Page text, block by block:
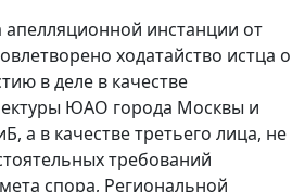
инстанции от
ходатайство истца о
в деле в качестве
ЮАО города Москвы и
а в качестве третьего лица, не
требований
спора, Региональной